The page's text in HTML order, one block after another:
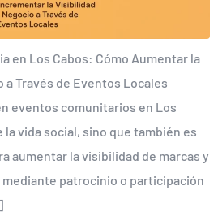
en Los Cabos: Cómo Aumentar la
Través de Eventos Locales
eventos comunitarios en Los
vida social, sino que también es
aumentar la visibilidad de marcas y
mediante patrocinio o participación